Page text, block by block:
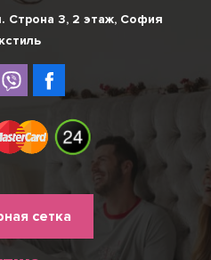
Строна 3, 2 этаж, София
сетка